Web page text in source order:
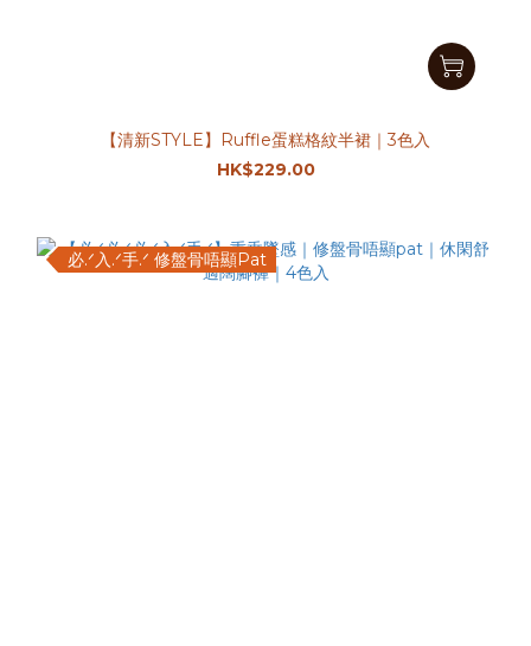
【清新STYLE】Ruffle蛋糕格紋半裙｜3色入
HK$229.00
必.ᐟ入.ᐟ手.ᐟ 修盤骨唔顯Pat